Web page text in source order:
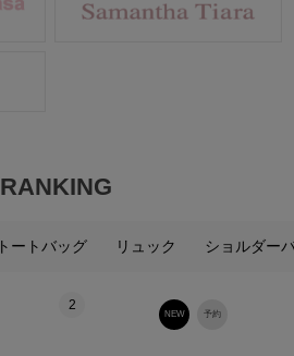
RANKING
トートバッグ リュック ショルダー
2
予約
NEW